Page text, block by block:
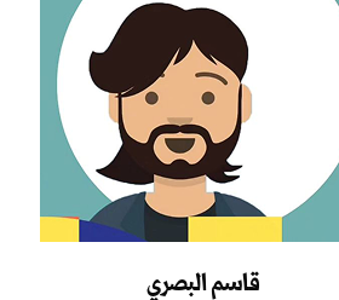
قاسم البصري